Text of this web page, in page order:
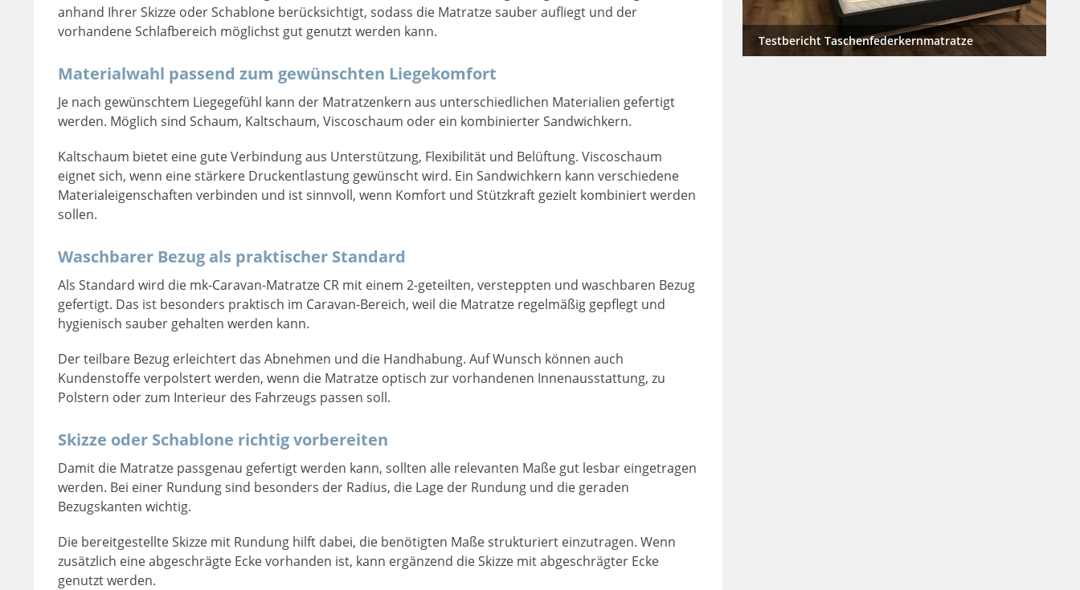
Testbericht Taschenfederkern­matratze
anhand Ihrer Skizze oder Schablone berücksichtigt, sodass die Matratze sauber aufliegt und der
vorhandene Schlafbereich möglichst gut genutzt werden kann.
Materialwahl passend zum gewünschten Liegekomfort
Je nach gewünschtem Liegegefühl kann der Matratzenkern aus unterschiedlichen Materialien gefertigt
werden. Möglich sind Schaum, Kaltschaum, Viscoschaum oder ein kombinierter Sandwichkern.
Kaltschaum bietet eine gute Verbindung aus Unterstützung, Flexibilität und Belüftung. Viscoschaum
eignet sich, wenn eine stärkere Druckentlastung gewünscht wird. Ein Sandwichkern kann verschiedene
Materialeigenschaften verbinden und ist sinnvoll, wenn Komfort und Stützkraft gezielt kombiniert werden
sollen.
Waschbarer Bezug als praktischer Standard
Als Standard wird die mk-Caravan-Matratze CR mit einem 2-geteilten, versteppten und waschbaren Bezug
gefertigt. Das ist besonders praktisch im Caravan-Bereich, weil die Matratze regelmäßig gepflegt und
hygienisch sauber gehalten werden kann.
Der teilbare Bezug erleichtert das Abnehmen und die Handhabung. Auf Wunsch können auch
Kundenstoffe verpolstert werden, wenn die Matratze optisch zur vorhandenen Innenausstattung, zu
Polstern oder zum Interieur des Fahrzeugs passen soll.
Skizze oder Schablone richtig vorbereiten
Damit die Matratze passgenau gefertigt werden kann, sollten alle relevanten Maße gut lesbar eingetragen
werden. Bei einer Rundung sind besonders der Radius, die Lage der Rundung und die geraden
Bezugskanten wichtig.
Die bereitgestellte Skizze mit Rundung hilft dabei, die benötigten Maße strukturiert einzutragen. Wenn
zusätzlich eine abgeschrägte Ecke vorhanden ist, kann ergänzend die Skizze mit abgeschrägter Ecke
genutzt werden.